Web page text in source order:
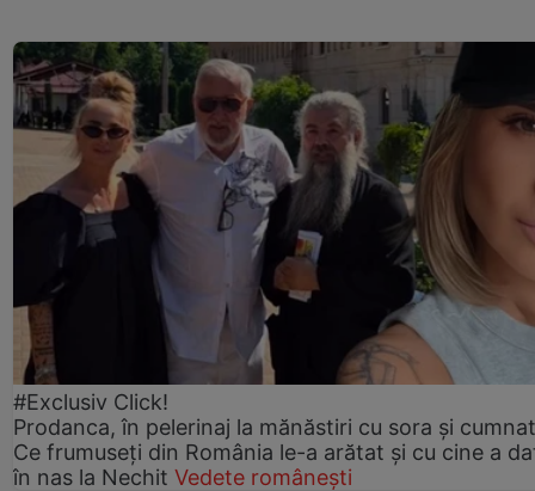
#Exclusiv Click!
Prodanca, în pelerinaj la mănăstiri cu sora și
Ce frumuseți din România le-a arătat și cu cine a
în nas la Nechit Vedete românești